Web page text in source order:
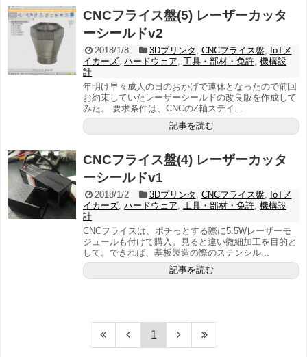
CNCフライス盤(5) レーザーカッタ
ーシールドv2
2018/1/8 3Dプリンタ , CNCフライス盤, IoTメ
イカーズ, ハードウェア, 工具・部材・免許, 機構設
計
年明け早々成人の日のおかげで連休となったので前回
お約束していたレーザーシールドの改良版を作成して
みた。 要求条件は、CNCのZ軸ステイ...
記事を読む
CNCフライス盤(4) レーザーカッタ
ーシールドv1
2018/1/2 3Dプリンタ , CNCフライス盤, IoTメ
イカーズ, ハードウェア, 工具・部材・免許, 機構設
計
CNCフライスは、ポチっとする際に5.5Wレーザーモ
ジュールも付けて購入。見ると違い微細加工を目的と
して。できれば、基板製造の際のステンシル...
記事を読む
1